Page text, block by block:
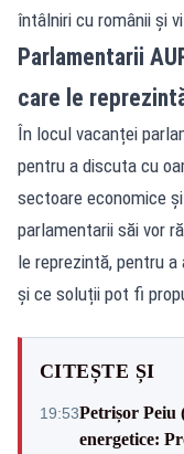
întâlniri cu românii și
Parlamentarii
care le
În locul vacanței
pentru a discuta cu
sectoare economice
parlamentarii săi vor
le reprezintă, pentru
și ce soluții pot fi
CITEȘTE ȘI
19:53Petrișor Peiu
energetice: